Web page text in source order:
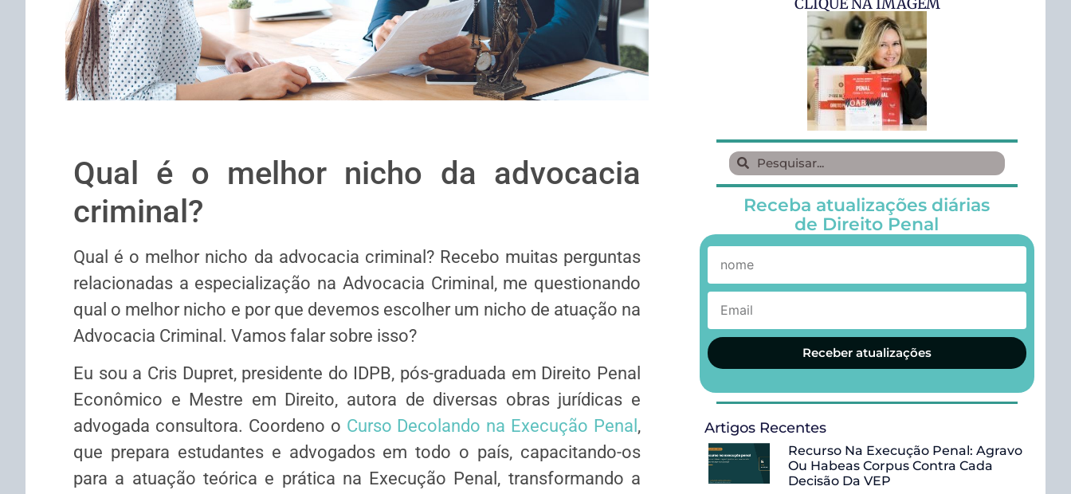
Qual é o melhor nicho da advocacia
criminal?
Qual é o melhor nicho da advocacia criminal? Recebo muitas perguntas
relacionadas a especialização na Advocacia Criminal, me questionando
qual o melhor nicho e por que devemos escolher um nicho de atuação na
Advocacia Criminal. Vamos falar sobre isso?
Eu sou a Cris Dupret, presidente do IDPB, pós-graduada em Direito Penal
Econômico e Mestre em Direito, autora de diversas obras jurídicas e
advogada consultora. Coordeno o Curso Decolando na Execução Penal ,
que prepara estudantes e advogados em todo o país, capacitando-os
para a atuação teórica e prática na Execução Penal, transformando a
CLIQUE NA IMAGEM
Receba atualizações diárias
de Direito Penal
Receber atualizações
Artigos Recentes
Recurso Na Execução Penal: Agravo
Ou Habeas Corpus Contra Cada
Decisão Da VEP